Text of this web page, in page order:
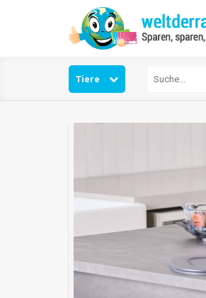
Tiere